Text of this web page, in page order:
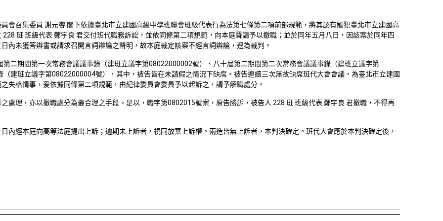
會召集委員 謝元睿 閣下依據臺北市立建國高級中學班聯會班級代表行為法第七條第二項前部規範，將其認有觸犯臺北市立建國高
228 班 班級代表 鄭宇良 君交付班代職務訴訟，並依同條第二項規範，向本庭聲請予以撤職；並於同年五月八日，因該案於同年四
內未獲答辯書或請求召開言詞辯論之聲明，故本庭裁定該案不經言詞辯論，逕為裁判。
第二期間第一次常務會議議事錄（建班立議字第08022000002號）、八十屆第二期間第二次常務會議議事錄（建班立議字第
（建班立議字第08022000004號），其中，被告皆在未請假之情況下缺席。被告連續三次無故缺席班代大會會議，為臺北市立建國
失格情事，爰依據同條第二項規範，由紀律委員會委員予以起訴之，請予解職處分。
處理，亦以撤職處分為最合理之手段。是以，職字第0802015號案，原告勝訴，被告人 228 班 班級代表 鄭宇良 君撤職，不得再
內經本庭向高等法庭提出上訴；逾期未上訴者，視同放棄上訴權。兩造皆無上訴者，本判決確定。班代大會應於本判決確定後，